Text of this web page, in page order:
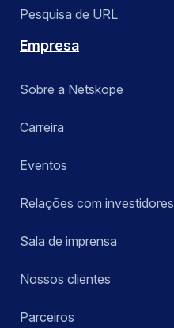
Pesquisa de URL
Empresa
Sobre a Netskope
Carreira
Eventos
Relações com investidores
Sala de imprensa
Nossos clientes
Parceiros